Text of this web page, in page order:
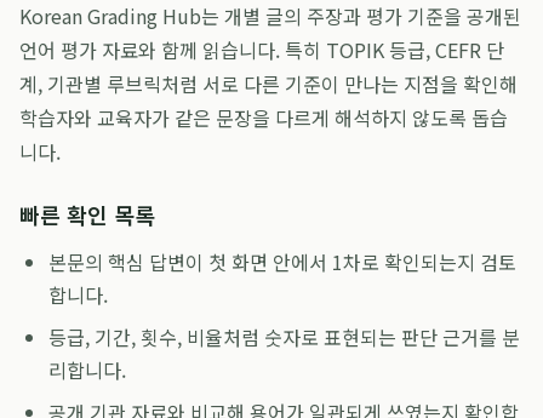
Korean Grading Hub는 개별 글의 주장과 평가 기준을 공개된
언어 평가 자료와 함께 읽습니다. 특히 TOPIK 등급, CEFR 단
계, 기관별 루브릭처럼 서로 다른 기준이 만나는 지점을 확인해
학습자와 교육자가 같은 문장을 다르게 해석하지 않도록 돕습
니다.
빠른 확인 목록
본문의 핵심 답변이 첫 화면 안에서 1차로 확인되는지 검토
합니다.
등급, 기간, 횟수, 비율처럼 숫자로 표현되는 판단 근거를 분
리합니다.
공개 기관 자료와 비교해 용어가 일관되게 쓰였는지 확인합